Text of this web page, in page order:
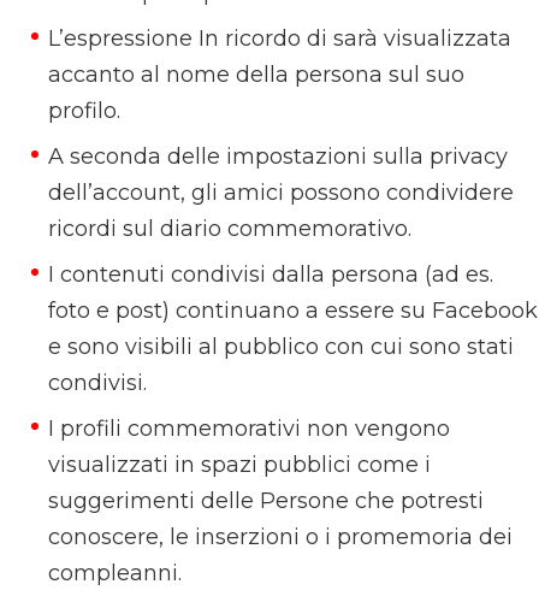
L’espressione In ricordo di sarà visualizzata
accanto al nome della persona sul suo
profilo.
A seconda delle impostazioni sulla privacy
dell’account, gli amici possono condividere
ricordi sul diario commemorativo.
I contenuti condivisi dalla persona (ad es.
foto e post) continuano a essere su Facebook
e sono visibili al pubblico con cui sono stati
condivisi.
I profili commemorativi non vengono
visualizzati in spazi pubblici come i
suggerimenti delle Persone che potresti
conoscere, le inserzioni o i promemoria dei
compleanni.